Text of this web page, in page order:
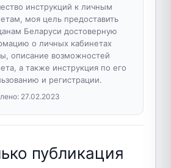
инструкций к личным
моя цель предоставить
Беларуси достоверную
о личных кабинетах
описание возможностей
а также инструкция по его
и регистрации.
27.02.2023
публикация